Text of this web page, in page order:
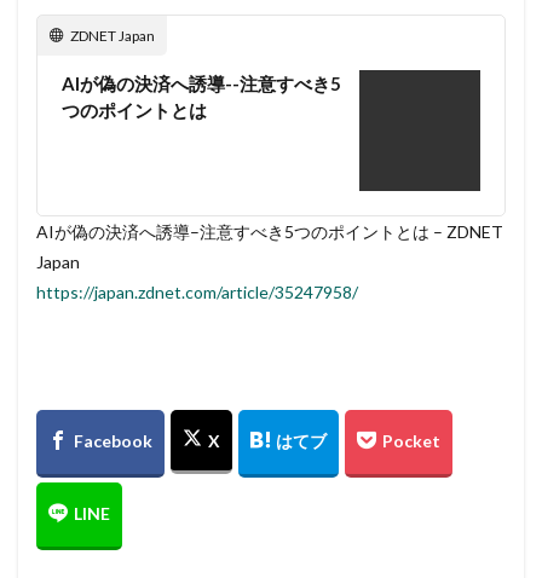
ZDNET Japan
AIが偽の決済へ誘導--注意すべき5
つのポイントとは
AIが偽の決済へ誘導–注意すべき5つのポイントとは – ZDNET
Japan
https://japan.zdnet.com/article/35247958/